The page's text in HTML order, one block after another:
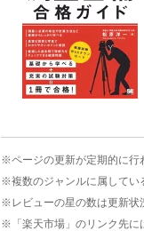
※ページの更新が定期的に行
※複数のジャンルに属してい
※レビューの星の数は更新状
※「楽天市場」のリンク先に